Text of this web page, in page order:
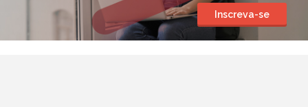
Transparência Inscreva-se